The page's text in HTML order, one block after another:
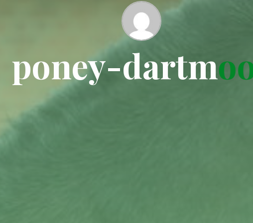
poney-dartmo